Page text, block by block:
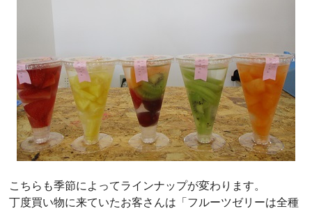
こちらも季節によってラインナップが変わります。
丁度買い物に来ていたお客さんは「フルーツゼリーは全種